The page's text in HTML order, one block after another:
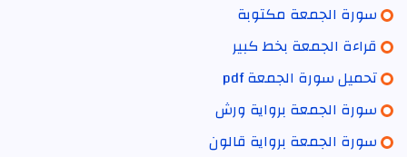
سورة الجمعة مكتوبة
قراءة الجمعة بخط كبير
تحميل سورة الجمعة pdf
سورة الجمعة برواية ورش
سورة الجمعة برواية قالون